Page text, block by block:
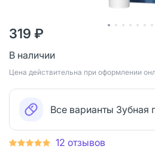
319 ₽
В наличии
Цена действительна при оформлении
Все варианты Зубная
12 отзывов